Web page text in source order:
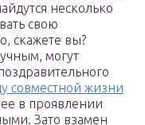
несколько
свою
скажете вы?
могут
совместной жизни
в проявлении
Зато взамен